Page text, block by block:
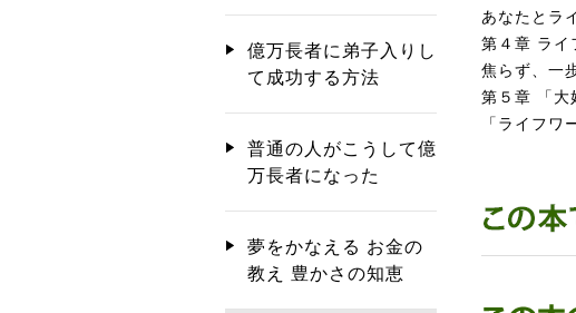
あなたとラ
第４章 ライ
焦らず、一
第５章 「大
「ライフワ
億万長者に弟子入りし
て成功する方法
普通の人がこうして億
万長者になった
夢をかなえる お金の
教え 豊かさの知恵